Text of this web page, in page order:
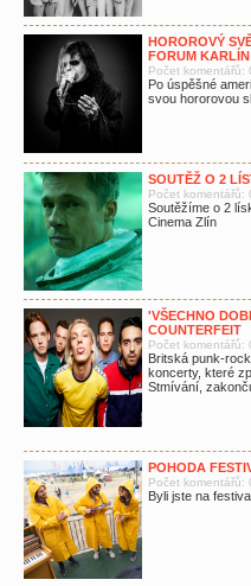
HOROROVÝ
FORUM KARLÍN
Počet komentářů:
Po úspěšné
svou hororovou
SOUTĚŽ O 2
Počet komentářů:
Soutěžíme o 2
Cinema Zlín
'VŠECHNO
COUNTERFEIT
Počet komentářů:
Britská punk-
koncerty, které
Stmívání,
POHODA
Počet komentářů:
Byli jste na